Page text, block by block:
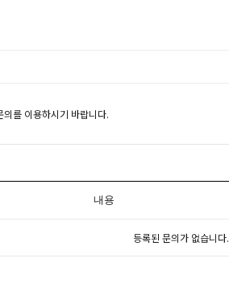
를 이용하시기 바랍니다.
내용
등록된 문의가 없습니다.